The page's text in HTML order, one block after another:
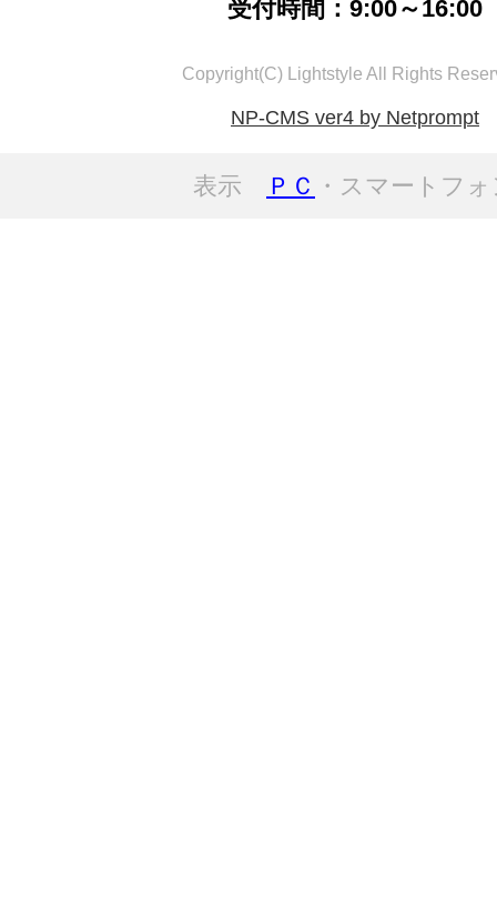
受付時間：9:00～16:00
Copyright(C) Lightstyle All Rights
NP-CMS ver4 by Netprompt
表示 ＰＣ ・スマートフ